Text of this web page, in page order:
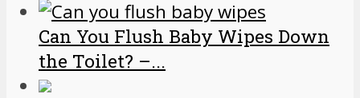
Can You Flush Baby Wipes Down
the Toilet? –...